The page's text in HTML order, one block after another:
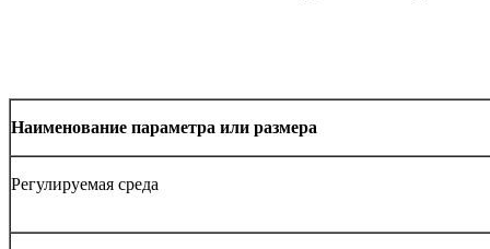
Наименование параметра или размера
Регулируемая среда